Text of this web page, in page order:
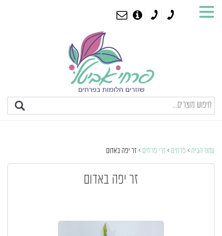
עמוד הבית > פרחים > זרי פרחים > זר יפה באדום
זר יפה באדום